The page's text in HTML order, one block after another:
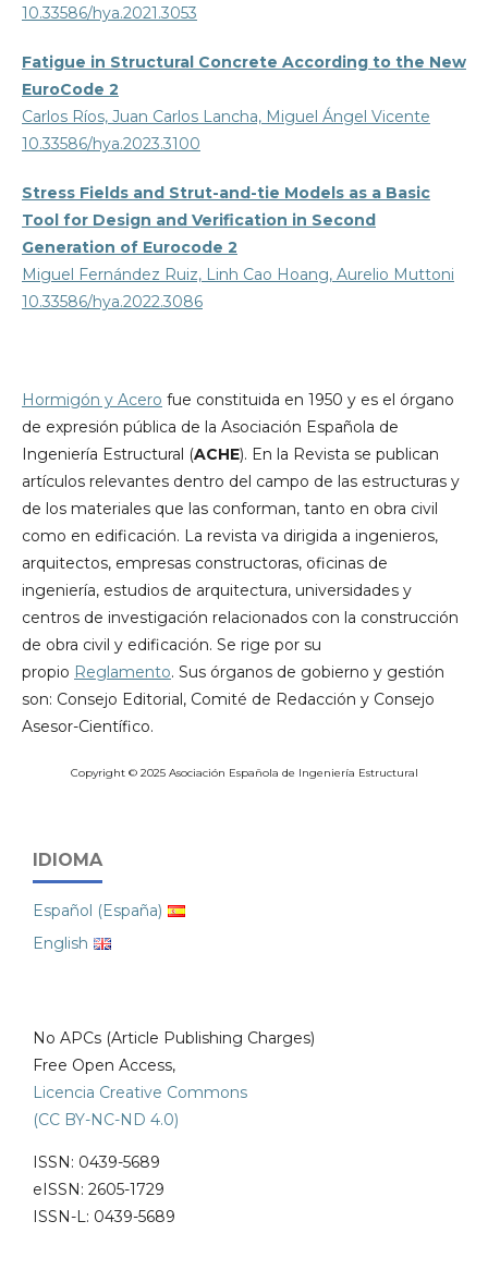
10.33586/hya.2021.3053
Fatigue in Structural Concrete According to the New
EuroCode 2
Carlos Ríos, Juan Carlos Lancha, Miguel Ángel Vicente
10.33586/hya.2023.3100
Stress Fields and Strut-and-tie Models as a Basic
Tool for Design and Verification in Second
Generation of Eurocode 2
Miguel Fernández Ruiz, Linh Cao Hoang, Aurelio Muttoni
10.33586/hya.2022.3086
Hormigón y Acero fue constituida en 1950 y es el órgano
de expresión pública de la Asociación Española de
Ingeniería Estructural (ACHE). En la Revista se publican
artículos relevantes dentro del campo de las estructuras y
de los materiales que las conforman, tanto en obra civil
como en edificación. La revista va dirigida a ingenieros,
arquitectos, empresas constructoras, oficinas de
ingeniería, estudios de arquitectura, universidades y
centros de investigación relacionados con la construcción
de obra civil y edificación. Se rige por su
propio Reglamento. Sus órganos de gobierno y gestión
son: Consejo Editorial, Comité de Redacción y Consejo
Asesor-Científico.
Copyright © 2025 Asociación Española de Ingeniería Estructural
IDIOMA
Español (España)
English
No APCs (Article Publishing Charges)
Free Open Access,
Licencia Creative Commons
(CC BY-NC-ND 4.0)
ISSN: 0439-5689
eISSN: 2605-1729
ISSN-L: 0439-5689